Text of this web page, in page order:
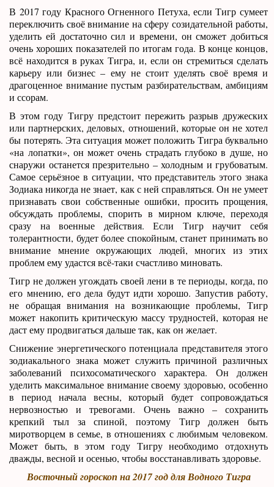
В 2017 году Красного Огненного Петуха, если Тигр сумеет
переключить своё внимание на сферу созидательной работы,
уделить ей достаточно сил и времени, он сможет добиться
очень хороших показателей по итогам года. В конце концов,
всё находится в руках Тигра, и, если он стремиться сделать
карьеру или бизнес – ему не стоит уделять своё время и
драгоценное внимание пустым разбирательствам, амбициям
и ссорам.
В этом году Тигру предстоит пережить разрыв дружеских
или партнерских, деловых, отношений, которые он не хотел
бы потерять. Эта ситуация может положить Тигра буквально
«на лопатки», он может очень страдать глубоко в душе, но
снаружи останется презрительно – холодным и грубоватым.
Самое серьёзное в ситуации, что представитель этого знака
Зодиака никогда не знает, как с ней справляться. Он не умеет
признавать свои собственные ошибки, просить прощения,
обсуждать проблемы, спорить в мирном ключе, переходя
сразу на военные действия. Если Тигр научит себя
толерантности, будет более спокойным, станет принимать во
внимание мнение окружающих людей, многих из этих
проблем ему удастся всё-таки счастливо миновать.
Тигр не должен угождать своей лени в те периоды, когда, по
его мнению, его дела будут идти хорошо. Запустив работу,
не обращая внимания на возникающие проблемы, Тигр
может накопить критическую массу трудностей, которая не
даст ему продвигаться дальше так, как он желает.
Снижение энергетического потенциала представителя этого
зодиакального знака может служить причиной различных
заболеваний психосоматического характера. Он должен
уделить максимальное внимание своему здоровью, особенно
в период начала весны, который будет сопровождаться
нервозностью и тревогами. Очень важно – сохранить
крепкий тыл за спиной, поэтому Тигр должен быть
миротворцем в семье, в отношениях с любимым человеком.
Может быть, в этом году Тигру необходимо отдохнуть
дважды, весной и осенью, чтобы восстанавливать здоровье.
Восточный гороскоп на 2017 год для Водного Тигра